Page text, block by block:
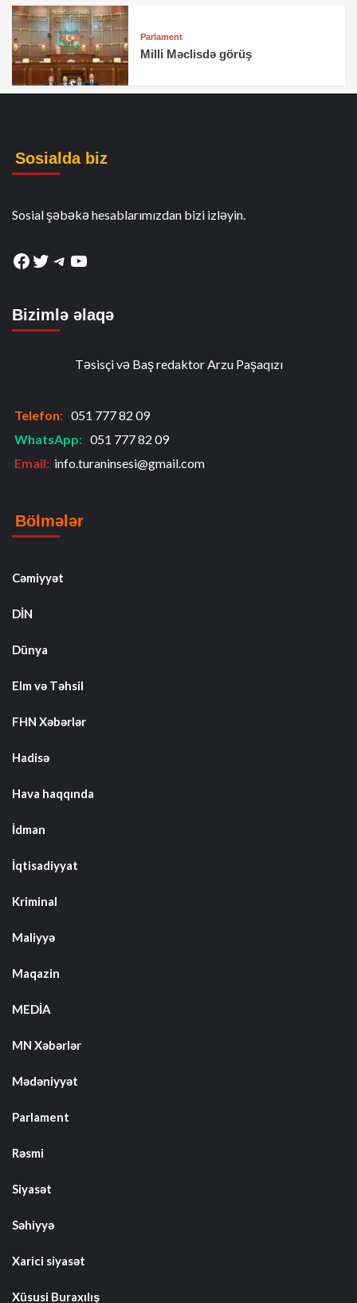
Parlament
Milli Məclisdə görüş
Sosialda biz
Sosial şəbəkə hesablarımızdan bizi izləyin.
Facebook
Twitter
Telegram
YouTube
Bizimlə əlaqə
Təsisçi və Baş redaktor Arzu Paşaqızı
Telefon: 051 777 82 09
WhatsApp: 051 777 82 09
Email: info.turaninsesi@gmail.com
Bölmələr
Cəmiyyət
DİN
Dünya
Elm və Təhsil
FHN Xəbərlər
Hadisə
Hava haqqında
İdman
İqtisadiyyat
Kriminal
Maliyyə
Maqazin
MEDİA
MN Xəbərlər
Mədəniyyət
Parlament
Rəsmi
Siyasət
Səhiyyə
Xarici siyasət
Xüsusi Buraxılış